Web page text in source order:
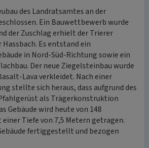
des Landratsamtes an der
Ein Bauwettbewerb wurde
der Zuschlag erhielt der Trierer
Es entstand ein
in Nord-Süd-Richtung sowie ein
Der neue Ziegelsteinbau wurde
Lava verkleidet. Nach einer
stellte sich heraus, dass aufgrund des
als Trägerkonstruktion
Gebäude wird heute von 148
Tiefe von 7,5 Metern getragen.
fertiggestellt und bezogen